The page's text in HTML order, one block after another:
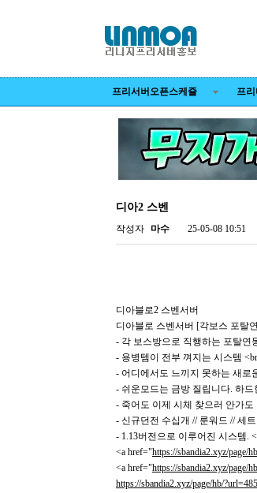
프리서버오픈스케쥴 프리
디아2 스벤
작성자 마수 25-05-08 10:51
디아블로2 스벤서버
디아블로 스벤서버 [각보스 포탈
- 각 보스방으로 직행하는 포탈연
- 용병템이 전부 껴지는 시스템
- 어디에서도 느끼지 못하는 새로
- 쉬운모드는 금방 질립니다. 하드
- 죽어도 이제 시체 찾으러 안가도
- 신규던전 수십개 // 룬워드 // 세
- 1.13버전으로 이루어진 시스템.
<a href="https://sbandia2.xyz/page/
<a href="https://sbandia2.xyz/page/
https://sbandia2.xyz/page/hb/?url=485